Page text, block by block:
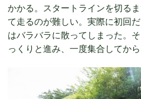
かかる。スタートラインを切る
て走るのが難しい。実際に初回
はバラバラに散ってしまった。
っくりと進み、一度集合してか